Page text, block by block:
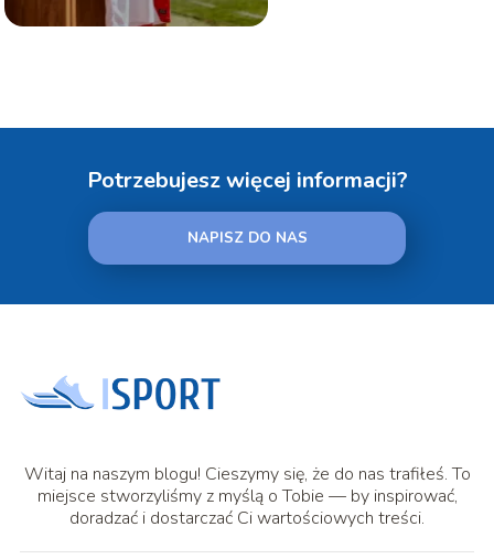
Potrzebujesz więcej informacji?
NAPISZ DO NAS
Witaj na naszym blogu! Cieszymy się, że do nas trafiłeś. To
miejsce stworzyliśmy z myślą o Tobie — by inspirować,
doradzać i dostarczać Ci wartościowych treści.